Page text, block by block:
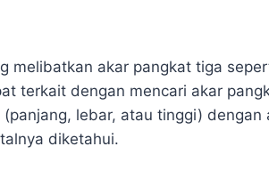
melibatkan akar pangkat tiga
terkait dengan mencari akar
lebar, atau tinggi) dengan
diketahui.